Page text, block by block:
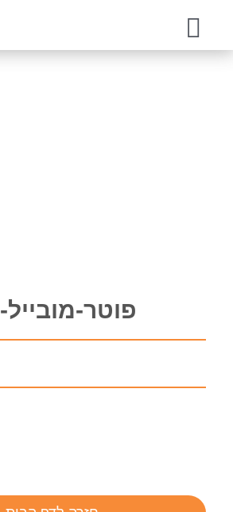
פוטר-מובייל-12